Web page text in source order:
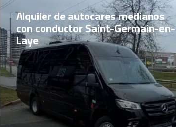
Alquiler de autocares medianos
con conductor Saint-Germain-en-
Laye